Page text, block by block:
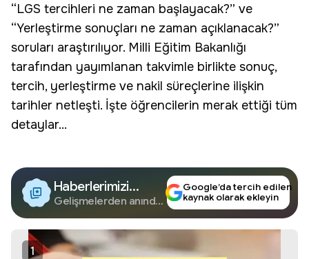
“LGS tercihleri ne zaman başlayacak?” ve
“Yerleştirme sonuçları ne zaman açıklanacak?”
soruları araştırılıyor. Milli Eğitim Bakanlığı
tarafından yayımlanan takvimle birlikte sonuç,
tercih, yerleştirme ve nakil süreçlerine ilişkin
tarihler netleşti. İşte öğrencilerin merak ettiği tüm
detaylar...
Haberlerimizi
Google'da Takip
Edin
Gelişmelerden anında
Google’da tercih edilen
kaynak olarak ekleyin
1